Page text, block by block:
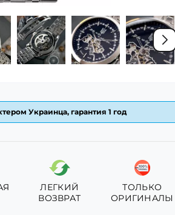
Украинца, гарантия 1 год
ЛЕГКИЙ
ВОЗВРАТ
ТОЛЬКО
ОРИГИНАЛЫ